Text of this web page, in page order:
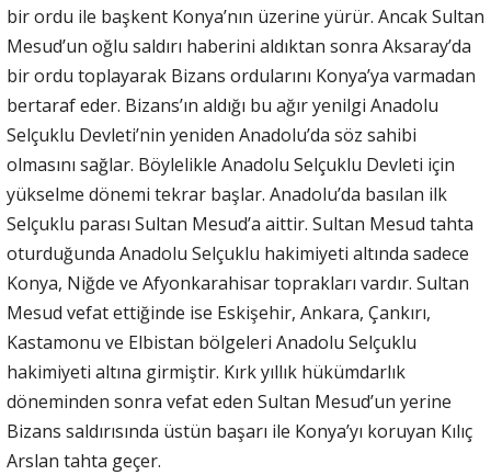
bir ordu ile başkent Konya’nın üzerine yürür. Ancak Sultan
Mesud’un oğlu saldırı haberini aldıktan sonra Aksaray’da
bir ordu toplayarak Bizans ordularını Konya’ya varmadan
bertaraf eder. Bizans’ın aldığı bu ağır yenilgi Anadolu
Selçuklu Devleti’nin yeniden Anadolu’da söz sahibi
olmasını sağlar. Böylelikle Anadolu Selçuklu Devleti için
yükselme dönemi tekrar başlar. Anadolu’da basılan ilk
Selçuklu parası Sultan Mesud’a aittir. Sultan Mesud tahta
oturduğunda Anadolu Selçuklu hakimiyeti altında sadece
Konya, Niğde ve Afyonkarahisar toprakları vardır. Sultan
Mesud vefat ettiğinde ise Eskişehir, Ankara, Çankırı,
Kastamonu ve Elbistan bölgeleri Anadolu Selçuklu
hakimiyeti altına girmiştir. Kırk yıllık hükümdarlık
döneminden sonra vefat eden Sultan Mesud’un yerine
Bizans saldırısında üstün başarı ile Konya’yı koruyan Kılıç
Arslan tahta geçer.